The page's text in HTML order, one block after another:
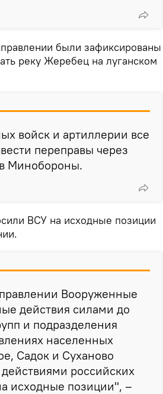
были зафиксированы
реку Жеребец на луганском
войск и артиллерии все
переправы через
Минобороны.
ВСУ на исходные позиции
Вооруженные
действия силами до
и подразделения
населенных
Садок и Суханово
российских
исходные позиции", –